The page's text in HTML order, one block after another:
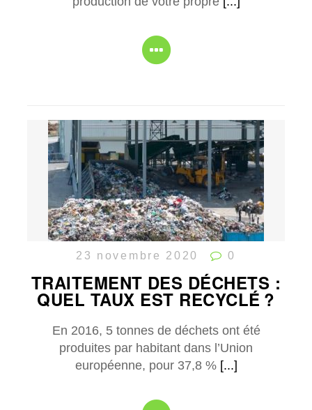
23 novembre 2020 0
TRAITEMENT DES DÉCHETS :
QUEL TAUX EST RECYCLÉ ?
En 2016, 5 tonnes de déchets ont été
produites par habitant dans l’Union
européenne, pour 37,8 % [...]